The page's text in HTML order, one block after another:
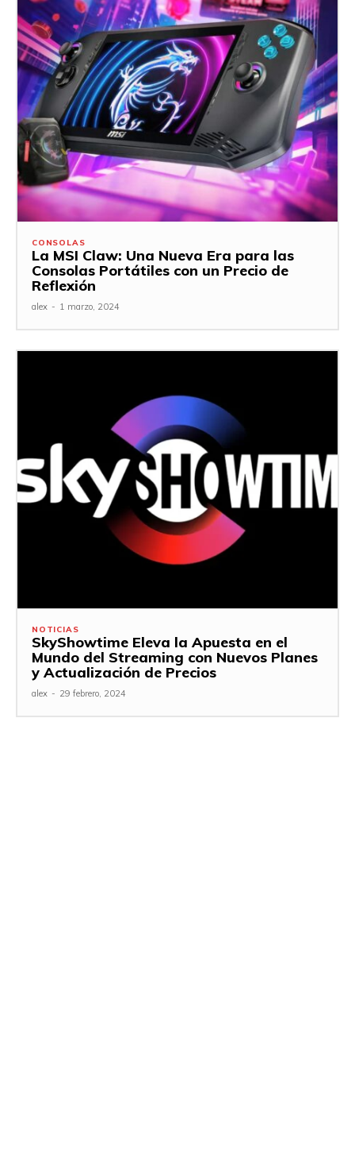
CONSOLAS
La MSI Claw: Una Nueva Era para las
Consolas Portátiles con un Precio de
Reflexión
alex - 1 marzo, 2024
NOTICIAS
SkyShowtime Eleva la Apuesta en el
Mundo del Streaming con Nuevos Planes
y Actualización de Precios
alex - 29 febrero, 2024